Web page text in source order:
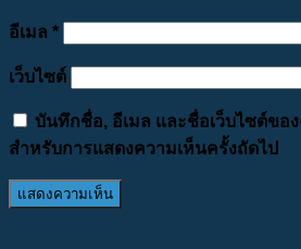
อีเมล *
เว็บไซต์
บันทึกชื่อ, อีเมล และชื่อเว็บไซต์ขอ
สำหรับการแสดงความเห็นครั้งถัดไป